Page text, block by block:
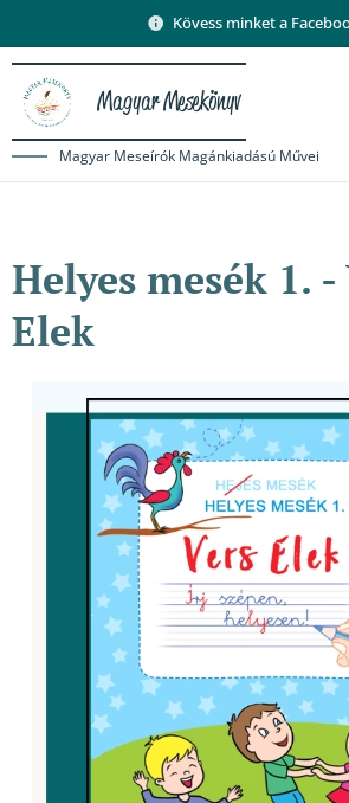
Kövess minket a
Magyar Mesekönyv
Magyar Meseírók Magánkiadású Művei
Helyes mesék 1. -
Elek